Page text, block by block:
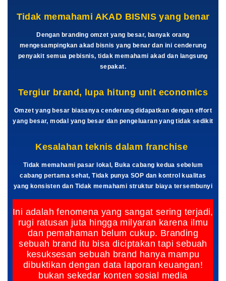
Tidak memahami AKAD BISNIS yang benar
Dengan branding omzet yang besar, banyak orang
mengesampingkan akad bisnis yang benar dan ini cenderung
penyakit semua pebisnis, tidak memahami akad dan langsung
sepakat.
Tergiur brand, lupa hitung unit economics
Omzet yang besar biasanya cenderung didapatkan dengan effort
yang besar, modal yang besar dan pengeluaran yang tidak sedikit
Kesalahan teknis dalam franchise
Tidak memahami pasar lokal, Buka cabang kedua sebelum
cabang pertama sehat, Tidak punya SOP dan kontrol kualitas
yang konsisten dan Tidak memahami struktur biaya tersembunyi
Ini adalah fenomena yang sangat sering terjadi,
rugi ratusan juta hingga milyaran karena ilmu
dan pemahaman belum cukup. Branding
sebuah brand itu bisa diciptakan tapi sebuah
kesuksesan sebuah brand hanya mampu
dibuktikan dengan data laporan keuangan!
bukan sekedar konten sosial media